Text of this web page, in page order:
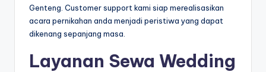
Genteng. Customer support kami siap merealisasikan
acara pernikahan anda menjadi peristiwa yang dapat
dikenang sepanjang masa.
Layanan Sewa Wedding